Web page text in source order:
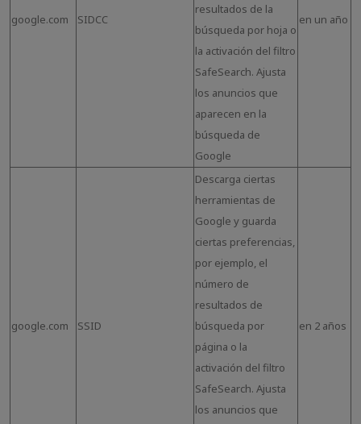
google.com SIDCC
resultados de la
búsqueda por hoja o
la activación del filtro
SafeSearch. Ajusta
los anuncios que
aparecen en la
búsqueda de
Google
en un año
google.com SSID
Descarga ciertas
herramientas de
Google y guarda
ciertas preferencias,
por ejemplo, el
número de
resultados de
búsqueda por
página o la
activación del filtro
SafeSearch. Ajusta
los anuncios que
en 2 años